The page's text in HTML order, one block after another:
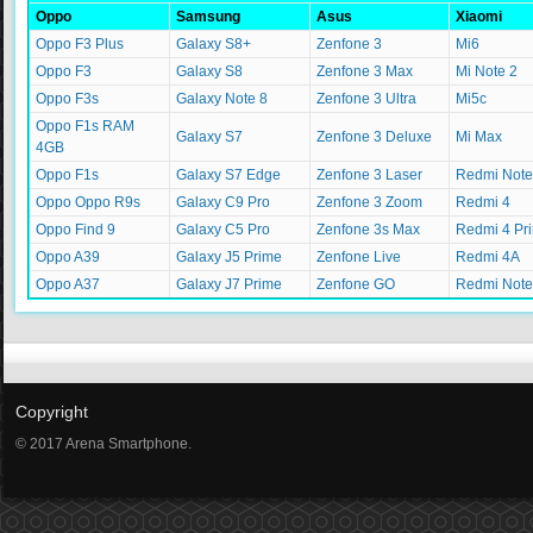
Oppo Samsung Asus
Xiaomi
Oppo F3 Plus
Galaxy S8+ Zenfone 3
Mi6
Oppo F3
Galaxy S8 Zenfone 3 Max
Mi Note 2
Oppo F3s
Galaxy Note 8 Zenfone 3 Ultra
Mi5c
Oppo F1s RAM
4GB
Galaxy S7 Zenfone 3 Deluxe Mi Max
Oppo F1s Galaxy S7 Edge Zenfone 3 Laser
Redmi
Oppo Oppo R9s
Galaxy C9 Pro Zenfone 3 Zoom
Redmi 4
Oppo Find 9
Galaxy C5 Pro Zenfone 3s Max
Redmi 4
Oppo A39
Galaxy J5 Prime Zenfone Live
Redmi 4A
Oppo A37
Galaxy J7 Prime Zenfone GO Redmi
Copyright
© 2017 Arena Smartphone.